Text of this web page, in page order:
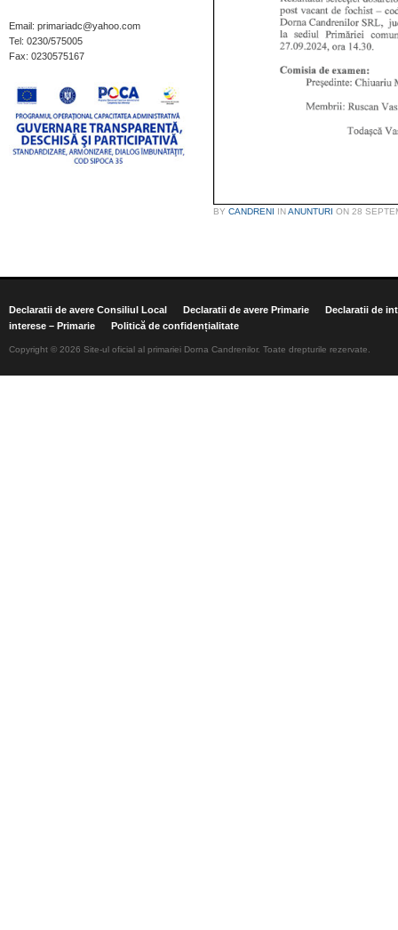
Email: primariadc@yahoo.com
Tel: 0230/575005
Fax: 0230575167
BY CANDRENI INANUNTURI ON 28
Declaratii de avere Consiliul Local Declaratii de avere Primarie
Declaratii de
interese – Primarie
Politică de confidențialitate
Copyright © 2026 Site-ul oficial al primariei Dorna Candrenilor. Toate drepturile rezervate.